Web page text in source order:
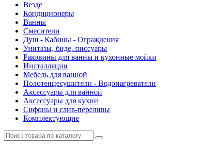
Везде
Кондиционеры
Ванны
Смесители
Душ - Кабины - Ограждения
Унитазы, биде, писсуары
Раковины для ванны и кухонные мойки
Инсталляции
Мебель для ванной
Полотенцесушители - Водонагреватели
Аксессуары для ванной
Аксессуары для кухни
Сифоны и слив-переливы
Комплектующие